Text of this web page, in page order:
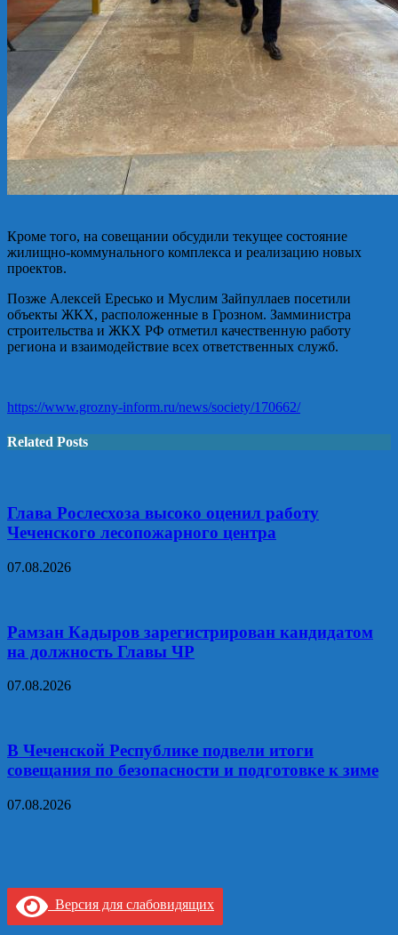
Кроме того, на совещании обсудили текущее состояние
жилищно-коммунального комплекса и реализацию новых
проектов.
Позже Алексей Ересько и Муслим Зайпуллаев посетили
объекты ЖКХ, расположенные в Грозном. Замминистра
строительства и ЖКХ РФ отметил качественную работу
региона и взаимодействие всех ответственных служб.
https://www.grozny-inform.ru/news/society/170662/
Related Posts
Глава Рослесхоза высоко оценил работу
Чеченского лесопожарного центра
07.08.2026
Рамзан Кадыров зарегистрирован кандидатом
на должность Главы ЧР
07.08.2026
В Чеченской Республике подвели итоги
совещания по безопасности и подготовке к зиме
07.08.2026
Версия для слабовидящих